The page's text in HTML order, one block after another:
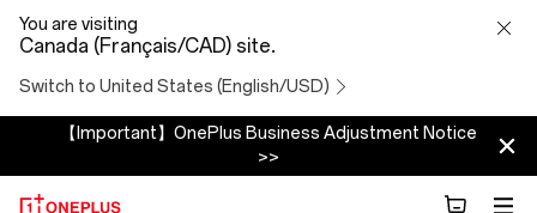
OnePlus
8T
Specs
You are visiting
Canada (Français/CAD) site.
Switch to United States (English/USD)
【Important】OnePlus Business Adjustment Notice
>>